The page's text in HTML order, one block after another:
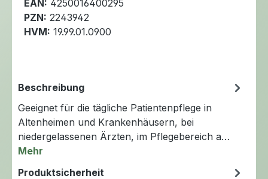
EAN: 4250016400295
PZN: 2243942
HVM: 19.99.01.0900
Beschreibung
Geeignet für die tägliche Patientenpflege in
Altenheimen und Krankenhäusern, bei
niedergelassenen Ärzten, im Pflegebereich a…
Mehr
Produktsicherheit